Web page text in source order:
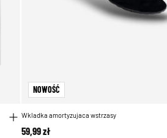
NOWOŚĆ
Wkladka amortyzujaca wstrzasy
59,99 zł